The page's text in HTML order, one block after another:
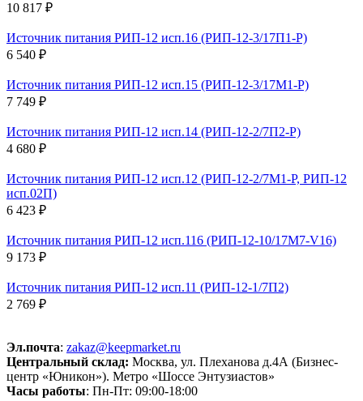
10 817 ₽
Источник питания РИП-12 исп.16 (РИП-12-3/17П1-Р)
6 540 ₽
Источник питания РИП-12 исп.15 (РИП-12-3/17М1-Р)
7 749 ₽
Источник питания РИП-12 исп.14 (РИП-12-2/7П2-Р)
4 680 ₽
Источник питания РИП-12 исп.12 (РИП-12-2/7М1-Р, РИП-12
исп.02П)
6 423 ₽
Источник питания РИП-12 исп.116 (РИП-12-10/17М7-V16)
9 173 ₽
Источник питания РИП-12 исп.11 (РИП-12-1/7П2)
2 769 ₽
Эл.почта: zakaz@keepmarket.ru
Центральный склад: Москва, ул. Плеханова д.4А (Бизнес-
центр «Юникон»). Метро «Шоссе Энтузиастов»
Часы работы: Пн-Пт: 09:00-18:00